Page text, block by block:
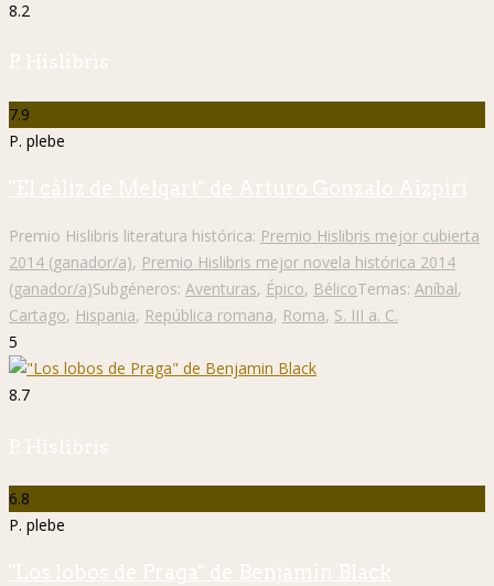
8.2
P. Hislibris
7.9
P. plebe
"El cáliz de Melqart" de Arturo Gonzalo Aizpiri
Premio Hislibris literatura histórica: Premio Hislibris mejor cubierta
2014 (ganador/a), Premio Hislibris mejor novela histórica 2014
(ganador/a)Subgéneros: Aventuras, Épico, BélicoTemas: Aníbal,
Cartago, Hispania, República romana, Roma, S. III a. C.
5
8.7
P. Hislibris
6.8
P. plebe
"Los lobos de Praga" de Benjamin Black